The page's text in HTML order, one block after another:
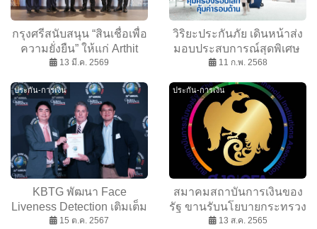
กรุงศรีสนับสนุน “สินเชื่อเพื่อ
ความยั่งยืน” ให้แก่ Arthit
International Hospital ครั้ง
ในกลุ่มอุตสาหกรรมดูแล
สุขภาพในเอเชียตะวันออก
เฉียงใต้
13 มี.ค. 2569
วิริยะประกันภัย เดินหน้าส่ง
มอบประสบการณ์สุดพิเศษ
ให้กับลูกค้าที่ถือกรมธรรม์
ประเทศ V Travel
Comprehensive
11 ก.พ. 2568
ประกัน-การเงิน
KBTG พัฒนา Face
Liveness Detection เติมเต็ม
โซลูชัน AI เพื่อธุรกิจการันตี
15 ต.ค. 2567
ประกัน-การเงิน
สมาคมสถาบันการเงินของ
รัฐ ขานรับนโยบายกระทรวง
การคลัง หนุน แบงก์รัฐ ดูแล
13 ส.ค. 2565